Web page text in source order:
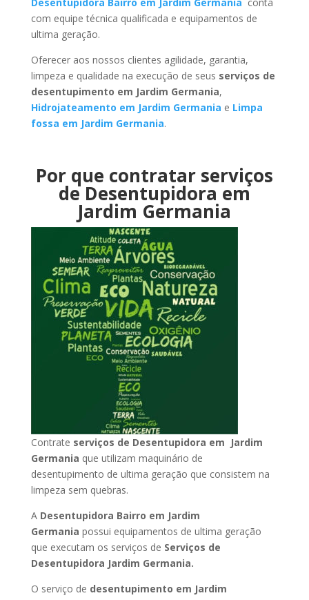
com equipe técnica qualificada e equipamentos de
ultima geração.
Oferecer aos nossos clientes agilidade, garantia,
limpeza e qualidade na execução de seus serviços de
desentupimento em Jardim Germania,
Hidrojateamento em Jardim Germania e Limpa
fossa em Jardim Germania.
Por que contratar serviços
de Desentupidora em
Jardim Germania
Contrate serviços de Desentupidora em Jardim
Germania que utilizam maquinário de
desentupimento de ultima geração que consistem na
limpeza sem quebras.
A Desentupidora Bairro em Jardim
Germania possui equipamentos de ultima geração
que executam os serviços de Serviços de
Desentupidora Jardim Germania.
O serviço de desentupimento em Jardim